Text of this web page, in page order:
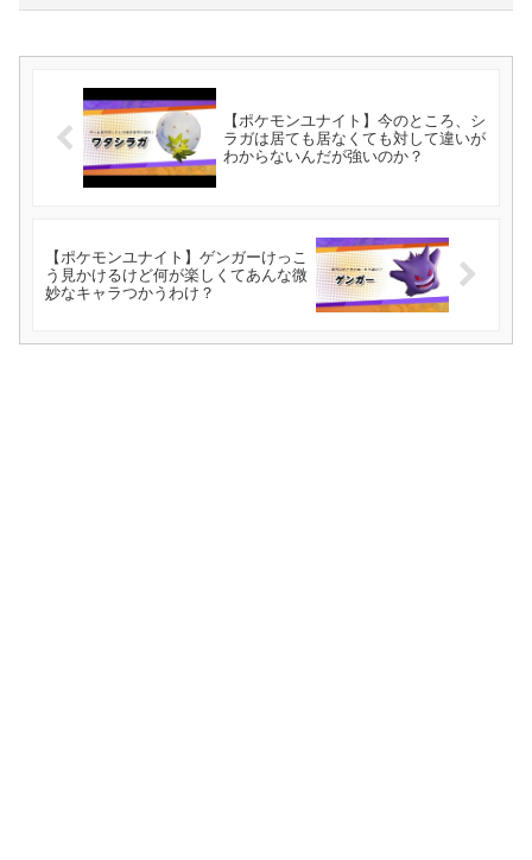
【ポケモンユナイト】今のところ、シ
ラガは居ても居なくても対して違いが
わからないんだが強いのか？
【ポケモンユナイト】ゲンガーけっこ
う見かけるけど何が楽しくてあんな微
妙なキャラつかうわけ？